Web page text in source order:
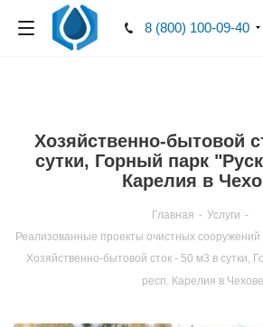
8 (800) 100-09-40
Хозяйственно-бытовой
сутки, Горный парк
Карелия в
Главная - Услуги -
Реализованные проекты очистных сооружений
Хозяйственно-бытовой сток - 50 м3 в сутки,
респ. Карелия в Чехове